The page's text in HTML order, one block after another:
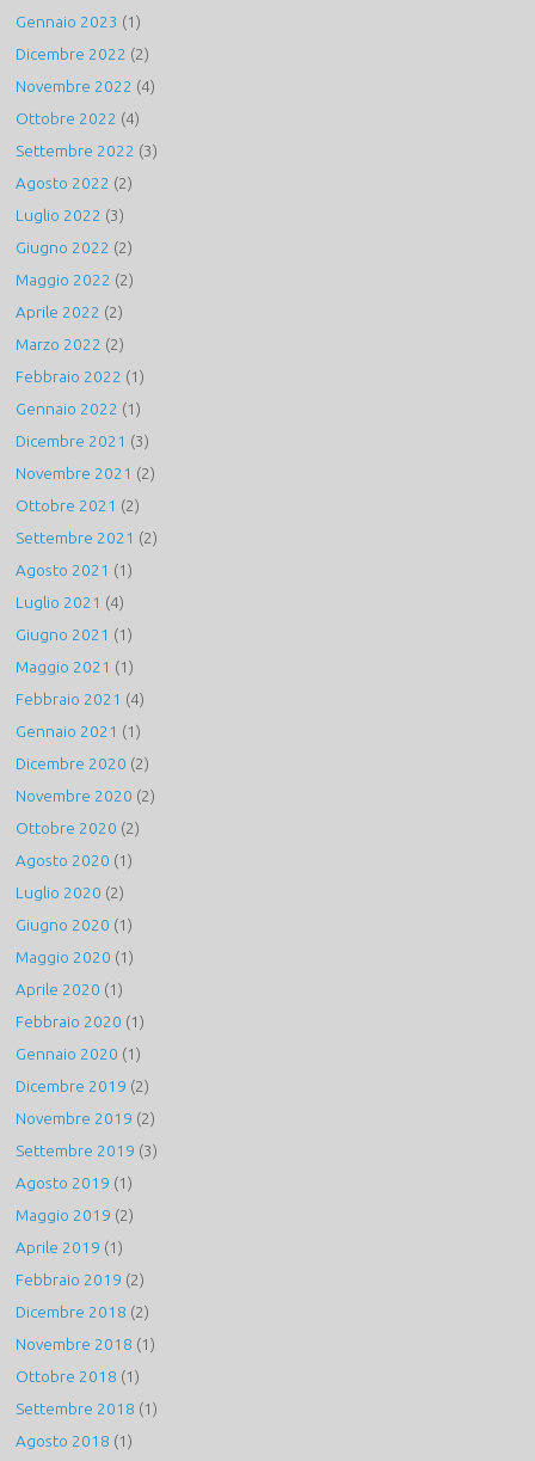
Gennaio 2023 (1)
Dicembre 2022 (2)
Novembre 2022 (4)
Ottobre 2022 (4)
Settembre 2022 (3)
Agosto 2022 (2)
Luglio 2022 (3)
Giugno 2022 (2)
Maggio 2022 (2)
Aprile 2022 (2)
Marzo 2022 (2)
Febbraio 2022 (1)
Gennaio 2022 (1)
Dicembre 2021 (3)
Novembre 2021 (2)
Ottobre 2021 (2)
Settembre 2021 (2)
Agosto 2021 (1)
Luglio 2021 (4)
Giugno 2021 (1)
Maggio 2021 (1)
Febbraio 2021 (4)
Gennaio 2021 (1)
Dicembre 2020 (2)
Novembre 2020 (2)
Ottobre 2020 (2)
Agosto 2020 (1)
Luglio 2020 (2)
Giugno 2020 (1)
Maggio 2020 (1)
Aprile 2020 (1)
Febbraio 2020 (1)
Gennaio 2020 (1)
Dicembre 2019 (2)
Novembre 2019 (2)
Settembre 2019 (3)
Agosto 2019 (1)
Maggio 2019 (2)
Aprile 2019 (1)
Febbraio 2019 (2)
Dicembre 2018 (2)
Novembre 2018 (1)
Ottobre 2018 (1)
Settembre 2018 (1)
Agosto 2018 (1)